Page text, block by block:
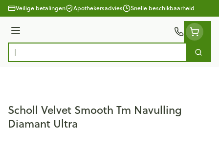
Ga naar de inhoud
Veilige betalingen Apothekersadvies Snelle beschikbaarheid
Menu
Product, merk, categorie...
Zoek
Scholl Velvet Smooth Tm Navulling
Diamant Ultra